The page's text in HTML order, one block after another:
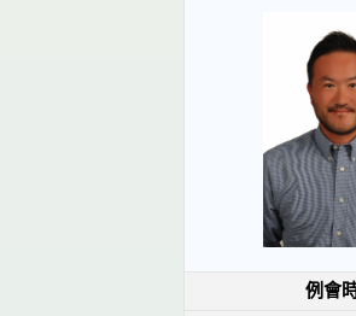
例會